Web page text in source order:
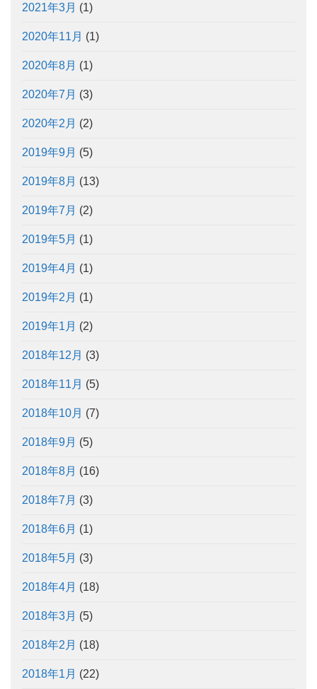
2021年3月 (1)
2020年11月 (1)
2020年8月 (1)
2020年7月 (3)
2020年2月 (2)
2019年9月 (5)
2019年8月 (13)
2019年7月 (2)
2019年5月 (1)
2019年4月 (1)
2019年2月 (1)
2019年1月 (2)
2018年12月 (3)
2018年11月 (5)
2018年10月 (7)
2018年9月 (5)
2018年8月 (16)
2018年7月 (3)
2018年6月 (1)
2018年5月 (3)
2018年4月 (18)
2018年3月 (5)
2018年2月 (18)
2018年1月 (22)